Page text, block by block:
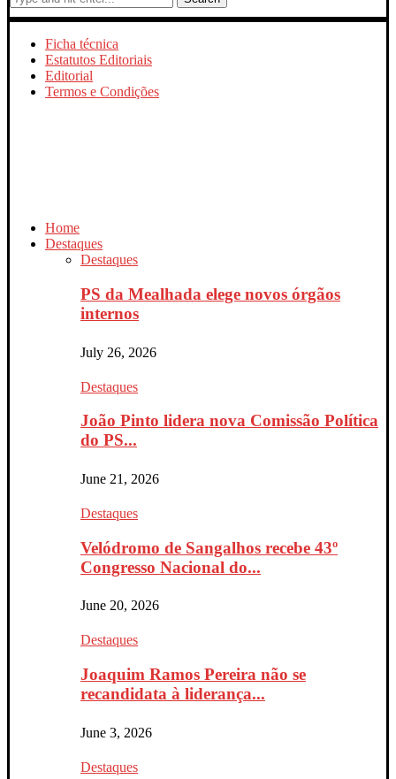
Ficha técnica
Estatutos Editoriais
Editorial
Termos e Condições
Home
Destaques
Destaques
PS da Mealhada elege novos órgãos
internos
July 26, 2026
Destaques
João Pinto lidera nova Comissão Política
do PS...
June 21, 2026
Destaques
Velódromo de Sangalhos recebe 43º
Congresso Nacional do...
June 20, 2026
Destaques
Joaquim Ramos Pereira não se
recandidata à liderança...
June 3, 2026
Destaques